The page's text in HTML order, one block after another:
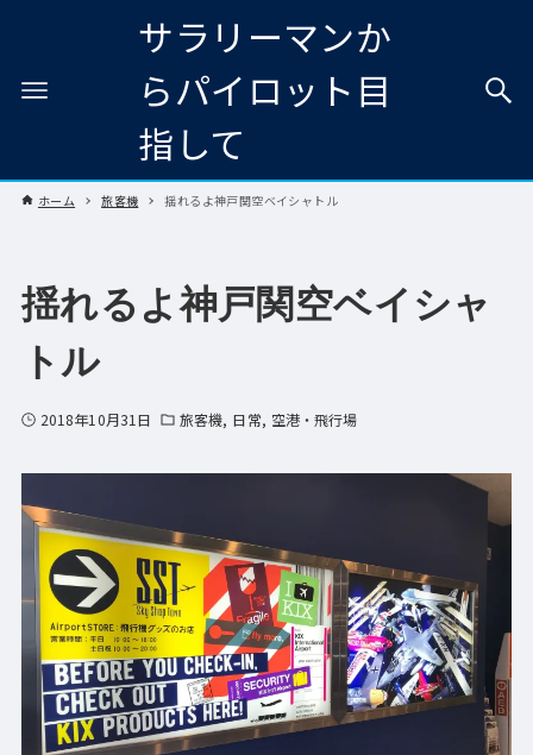
サラリーマンか
らパイロット目
指して
ホーム 旅客機 揺れるよ神戸関空ベイシャトル
揺れるよ神戸関空ベイシャ
トル
2018年10月31日 旅客機 日常 空港・飛行場